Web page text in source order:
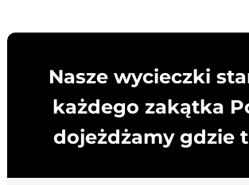
Nasze wycieczki
każdego zakątka
dojeżdżamy gdzie